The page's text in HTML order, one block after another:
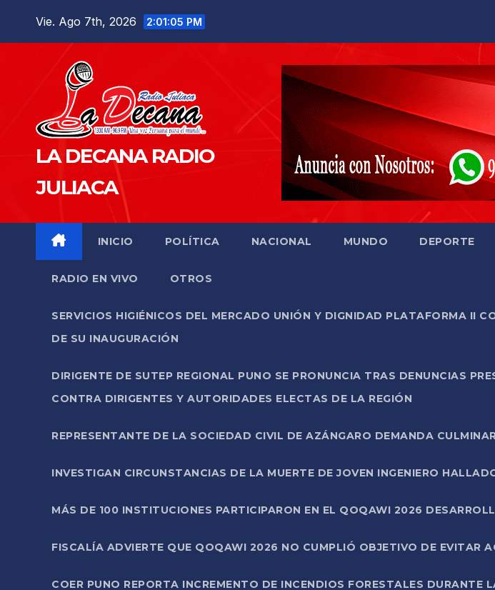
Vie. Ago 7th, 2026 2:01:07 PM
LA DECANA RADIO
JULIACA
INICIO POLÍTICA NACIONAL MUNDO DEPORTE
RADIO EN VIVO OTROS
SERVICIOS HIGIÉNICOS DEL MERCADO UNIÓN Y DIGNIDAD PLATAFORMA II
DE SU INAUGURACIÓN
DIRIGENTE DE SUTEP REGIONAL PUNO SE PRONUNCIA TRAS DENUNCIAS
CONTRA DIRIGENTES Y AUTORIDADES ELECTAS DE LA REGIÓN
REPRESENTANTE DE LA SOCIEDAD CIVIL DE AZÁNGARO DEMANDA
INVESTIGAN CIRCUNSTANCIAS DE LA MUERTE DE JOVEN INGENIERO
MÁS DE 100 INSTITUCIONES PARTICIPARON EN EL QOQAWI 2026
FISCALÍA ADVIERTE QUE QOQAWI 2026 NO CUMPLIÓ OBJETIVO DE EVITAR
COER PUNO REPORTA INCREMENTO DE INCENDIOS FORESTALES DURANTE